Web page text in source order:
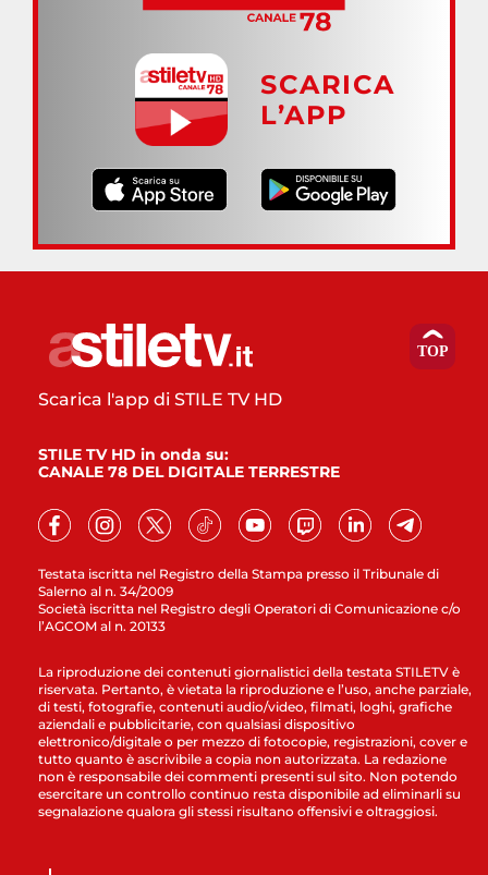
SCARICA
L’APP
Testata iscritta nel Registro della Stampa presso il Tribunale di
Salerno al n. 34/2009
Società iscritta nel Registro degli Operatori di Comunicazione c/o
l’AGCOM al n. 20133
Scarica l'app di STILE TV HD
STILE TV HD in onda su:
CANALE 78 DEL DIGITALE TERRESTRE
La riproduzione dei contenuti giornalistici della testata STILETV è
riservata. Pertanto, è vietata la riproduzione e l’uso, anche parziale,
di testi, fotografie, contenuti audio/video, filmati, loghi, grafiche
aziendali e pubblicitarie, con qualsiasi dispositivo
elettronico/digitale o per mezzo di fotocopie, registrazioni, cover e
tutto quanto è ascrivibile a copia non autorizzata. La redazione
non è responsabile dei commenti presenti sul sito. Non potendo
esercitare un controllo continuo resta disponibile ad eliminarli su
segnalazione qualora gli stessi risultano offensivi e oltraggiosi.